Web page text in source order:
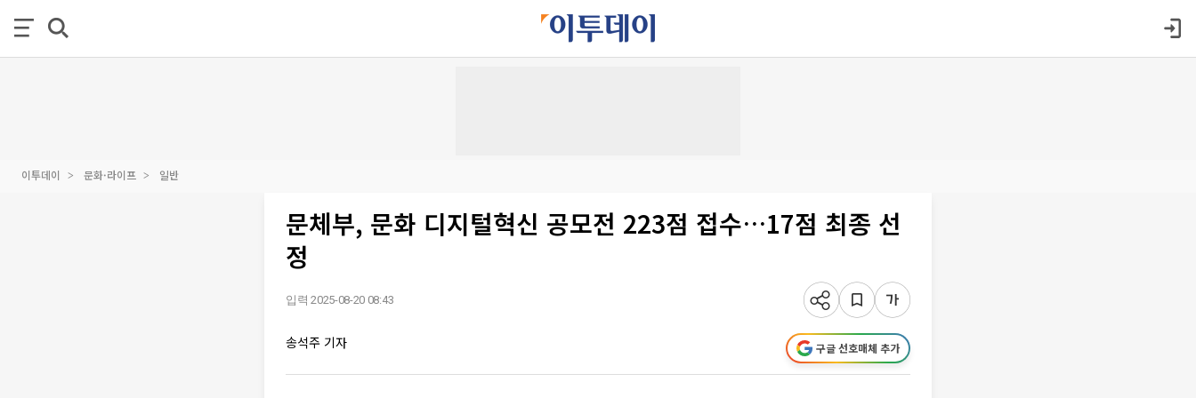
이투데이 문화·라이프 일반
문체부, 문화 디지털혁신 공모전 223점 접수…17점 최종 선
정
입력 2025-08-20 08:43
송석주 기자 구글 선호매체 추가